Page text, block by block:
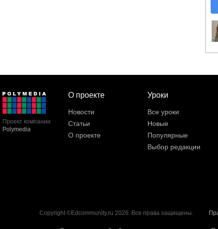
Проект компании
Polymedia
О проекте
Новости
Статьи
О проекте
Уроки
Все уроки
Новые
Популярные
Выбор редакции
Copyright ©Edcommunity.ru 2026. Все права защищены.